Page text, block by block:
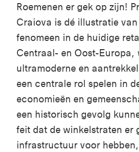
Roemenen er gek op zijn!
Craiova is dé illustratie
fenomeen in de huidige
Centraal- en Oost-Europa,
ultramoderne en
een centrale rol spelen in
economieën en
een historisch gevolg
feit dat de winkelstraten er
infrastructuur voor